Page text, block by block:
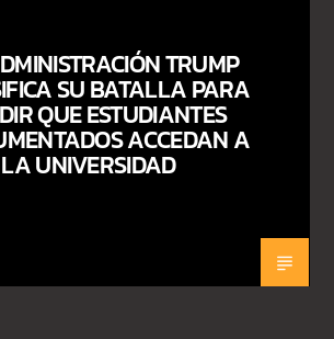
TRUMP
SU BATALLA PARA
QUE ESTUDIANTES
ACCEDAN A
LA UNIVERSIDAD